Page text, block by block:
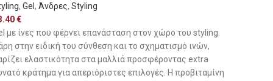
, Gel , Άνδρες, Styling
€
με ίνες που φέρνει επανάσταση στον χώρο του styling.
στην ειδική του σύνθεση και το σχηματισμό ινών,
ελαστικότητα στα μαλλιά προσφέροντας extra
κράτημα για απεριόριστες επιλογές. Η προβιταμίνη